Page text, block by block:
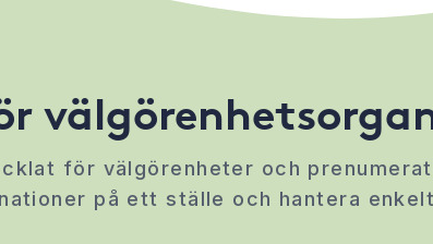
för välgörenheter och
på ett ställe och hantera